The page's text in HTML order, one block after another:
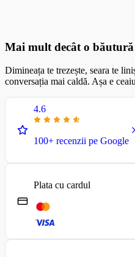
Mai mult decât o băutură
Dimineața te trezește, seara te
conversația mai caldă. Așa e
4.6
100+ recenzii pe Google
Plata cu cardul